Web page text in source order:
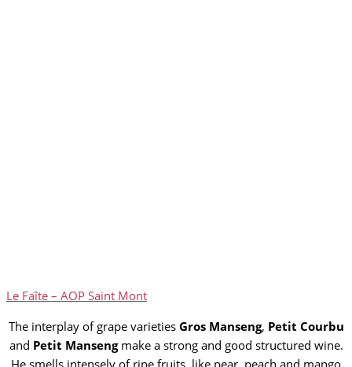
Le Faîte – AOP Saint Mont
The interplay of grape varieties Gros Manseng, Petit Courbu
and Petit Mansengmake a strong and good structured wine.
He smells intensely of ripe fruits, like pear, peach and mango